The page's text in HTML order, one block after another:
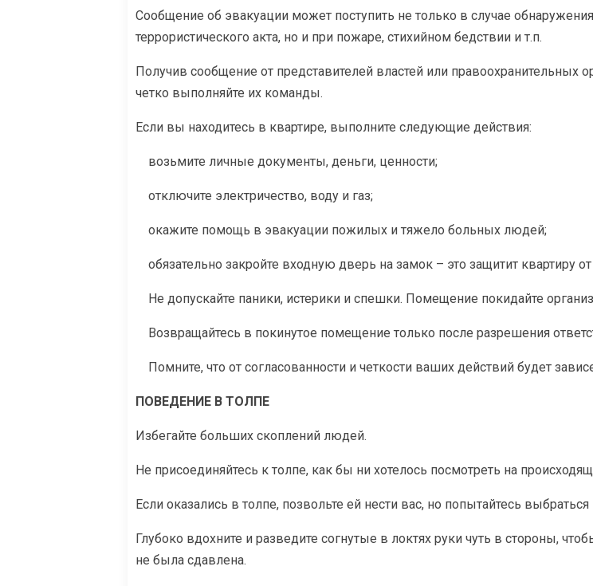
Сообщение об эвакуации может поступить не только в случае
террористического акта, но и при пожаре, стихийном бедствии и т.п.
Получив сообщение от представителей властей или правоохранительных
четко выполняйте их команды.
Если вы находитесь в квартире, выполните следующие действия:
возьмите личные документы, деньги, ценности;
отключите электричество, воду и газ;
окажите помощь в эвакуации пожилых и тяжело больных людей;
обязательно закройте входную дверь на замок – это защитит квартиру
Не допускайте паники, истерики и спешки. Помещение покидайте
Возвращайтесь в покинутое помещение только после разрешения
Помните, что от согласованности и четкости ваших действий будет
ПОВЕДЕНИЕ В ТОЛПЕ
Избегайте больших скоплений людей.
Не присоединяйтесь к толпе, как бы ни хотелось посмотреть на
Если оказались в толпе, позвольте ей нести вас, но попытайтесь выбраться
Глубоко вдохните и разведите согнутые в локтях руки чуть в стороны,
не была сдавлена.